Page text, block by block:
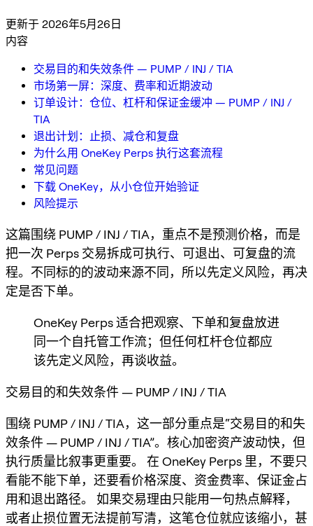
更新于 2026年5月26日
内容
交易目的和失效条件 — PUMP / INJ / TIA
市场第一屏：深度、费率和近期波动
订单设计：仓位、杠杆和保证金缓冲 — PUMP / INJ /
TIA
退出计划：止损、减仓和复盘
为什么用 OneKey Perps 执行这套流程
常见问题
下载 OneKey，从小仓位开始验证
风险提示
这篇围绕 PUMP / INJ / TIA，重点不是预测价格，而是
把一次 Perps 交易拆成可执行、可退出、可复盘的流
程。不同标的的波动来源不同，所以先定义风险，再决
定是否下单。
OneKey Perps 适合把观察、下单和复盘放进
同一个自托管工作流；但任何杠杆仓位都应
该先定义风险，再谈收益。
交易目的和失效条件 — PUMP / INJ / TIA
围绕 PUMP / INJ / TIA，这一部分重点是“交易目的和失
效条件 — PUMP / INJ / TIA”。核心加密资产波动快，但
执行质量比叙事更重要。 在 OneKey Perps 里，不要只
看能不能下单，还要看价格深度、资金费率、保证金占
用和退出路径。 如果交易理由只能用一句热点解释，
或者止损位置无法提前写清，这笔仓位就应该缩小，甚